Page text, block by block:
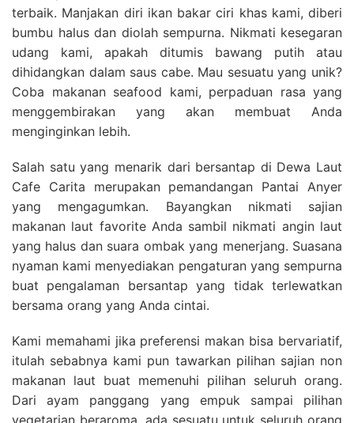
terbaik. Manjakan diri ikan bakar ciri khas kami, diberi
bumbu halus dan diolah sempurna. Nikmati kesegaran
udang kami, apakah ditumis bawang putih atau
dihidangkan dalam saus cabe. Mau sesuatu yang unik?
Coba makanan seafood kami, perpaduan rasa yang
menggembirakan yang akan membuat Anda
menginginkan lebih.
Salah satu yang menarik dari bersantap di Dewa Laut
Cafe Carita merupakan pemandangan Pantai Anyer
yang mengagumkan. Bayangkan nikmati sajian
makanan laut favorite Anda sambil nikmati angin laut
yang halus dan suara ombak yang menerjang. Suasana
nyaman kami menyediakan pengaturan yang sempurna
buat pengalaman bersantap yang tidak terlewatkan
bersama orang yang Anda cintai.
Kami memahami jika preferensi makan bisa bervariatif,
itulah sebabnya kami pun tawarkan pilihan sajian non
makanan laut buat memenuhi pilihan seluruh orang.
Dari ayam panggang yang empuk sampai pilihan